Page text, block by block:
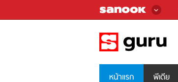
หน้าแรก พีเดีย